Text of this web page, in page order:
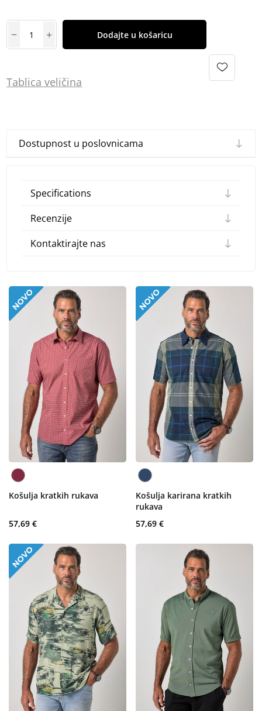
Dodajte u košaricu
Tablica veličina
Dostupnost u poslovnicama
Specifications
Recenzije
Kontaktirajte nas
Košulja kratkih rukava
57,69 €
Košulja karirana kratkih
rukava
57,69 €